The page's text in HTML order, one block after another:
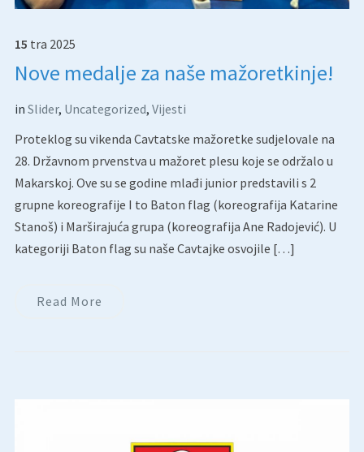
15 tra 2025
Nove medalje za naše mažoretkinje!
in Slider, Uncategorized, Vijesti
Proteklog su vikenda Cavtatske mažoretke sudjelovale na
28. Državnom prvenstva u mažoret plesu koje se održalo u
Makarskoj. Ove su se godine mlađi junior predstavili s 2
grupne koreografije I to Baton flag (koreografija Katarine
Stanoš) i Marširajuća grupa (koreografija Ane Radojević). U
kategoriji Baton flag su naše Cavtajke osvojile […]
Read More